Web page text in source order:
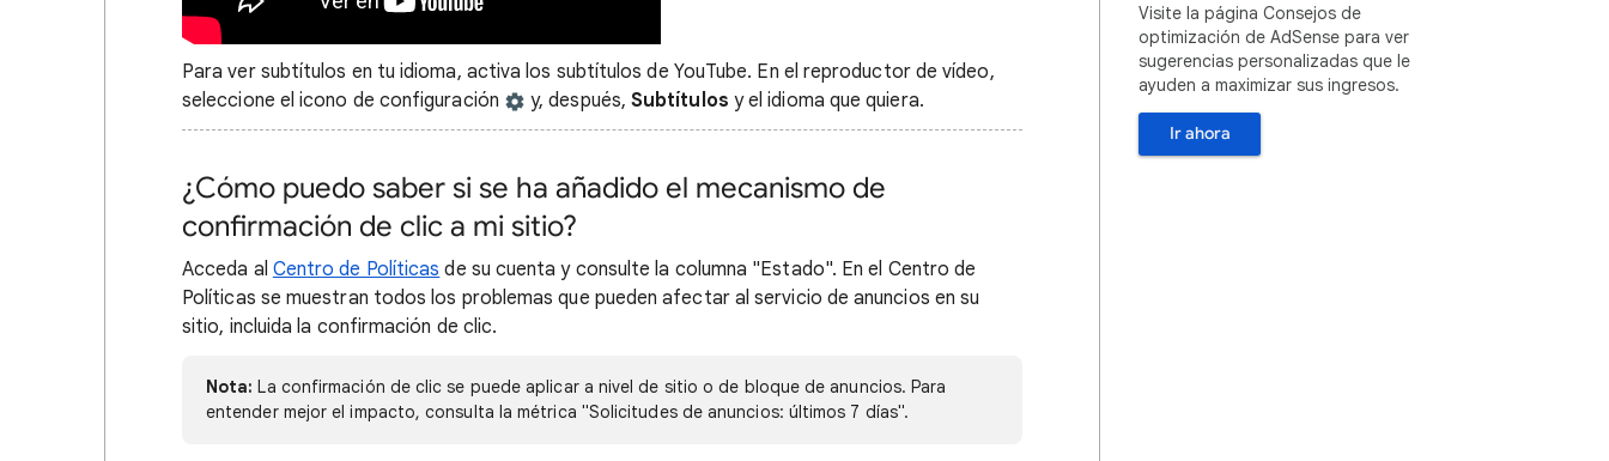
Para ver subtítulos en tu idioma, activa los subtítulos de YouTube. En el reproductor de vídeo,
seleccione el icono de configuración
y, después,Subtítulos y el idioma que quiera.
¿Cómo puedo saber si se ha añadido el mecanismo de
confirmación de clic a mi sitio?
Acceda al Centro de Políticas de su cuenta y consulte la columna "Estado". En el Centro de
Políticas se muestran todos los problemas que pueden afectar al servicio de anuncios en su
sitio, incluida la confirmación de clic.
Nota: La confirmación de clic se puede aplicar a nivel de sitio o de bloque de anuncios. Para
entender mejor el impacto, consulta la métrica "Solicitudes de anuncios: últimos 7 días".
Visite la página Consejos de
optimización de AdSense para ver
sugerencias personalizadas que le
ayuden a maximizar sus ingresos.
Ir ahora